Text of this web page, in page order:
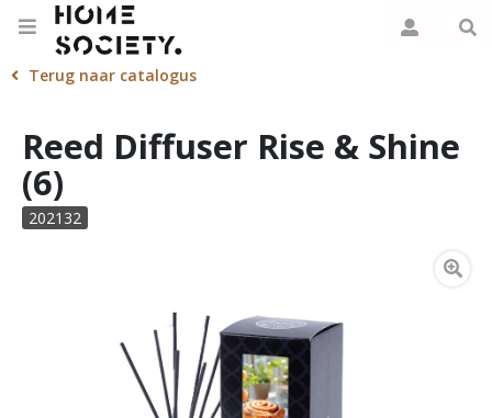
Terug naar catalogus
Reed Diffuser Rise & Shine
(6)
202132